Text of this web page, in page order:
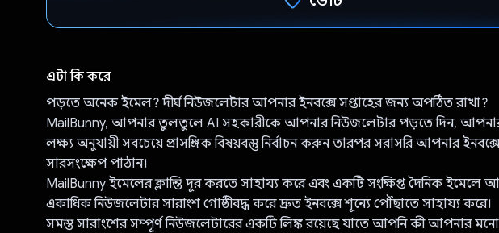
এটা কি করে
পড়তে অনেক ইমেল? দীর্ঘ নিউজলেটার আপনার ইনবক্সে সপ্তাহের জন্য অপঠিত রাখা?
MailBunny, আপনার তুলতুলে AI সহকারীকে আপনার নিউজলেটার পড়তে দিন,
লক্ষ্য অনুযায়ী সবচেয়ে প্রাসঙ্গিক বিষয়বস্তু নির্বাচন করুন তারপর সরাসরি আপনার
সারসংক্ষেপ পাঠান।
MailBunny ইমেলের ক্লান্তি দূর করতে সাহায্য করে এবং একটি সংক্ষিপ্ত দৈনিক ইমেলে
একাধিক নিউজলেটার সারাংশ গোষ্ঠীবদ্ধ করে দ্রুত ইনবক্সে শূন্যে পৌঁছাতে সাহায্য করে।
সমস্ত সারাংশের সম্পূর্ণ নিউজলেটারের একটি লিঙ্ক রয়েছে যাতে আপনি কী আপনার